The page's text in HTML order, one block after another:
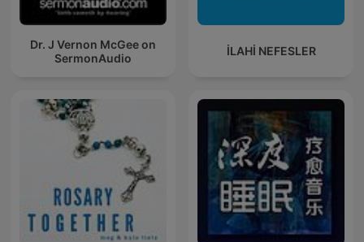
Dr. J Vernon McGee on
SermonAudio
İLAHİ NEFESLER